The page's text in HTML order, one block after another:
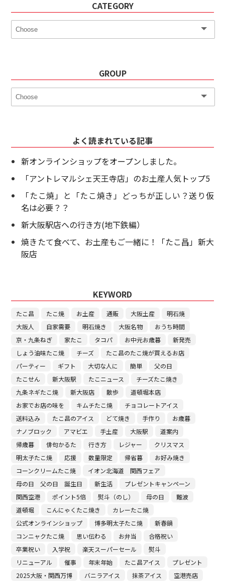
CATEGORY
GROUP
よく読まれている記事
新オンラインショップをオープンしました。
「アントレマルシェ天王寺店」のお土産人気トップ5
「たこ焼」と「たこ焼き」どっちが正しい？送り仮
名は必要？？
新大阪駅店への行き方(地下鉄編）
焼きたて食べて、お土産もご一緒に！「たこ昌」新大
阪店
KEYWORD
たこ昌 たこ焼 お土産 通販 大阪土産
明石焼
大阪人
自家需要 明石焼き 大阪名物
おうち時間
京・九条ねぎ
家たこ タコパ お中元お歳暮
新発売
しょう油味たこ焼
チーズ
たこ昌のたこ焼が買えるお店
パーティー
ギフト 大切な人に 簡単
父の日
たこせん
新大阪駅 たこニュース
チーズたこ焼き
九条ネギたこ焼
新大阪店 散歩
道頓堀本店
お家でお店の味を
キムチたこ焼
チョコレートアイス
送料込み
たこ昌のアイス どて焼き 手作り
お歳暮
ナノブロック
アマビエ 手土産 大阪駅
道案内
帰歳暮
俳句かるた 行き方 レジャー
クリスマス
明太子たこ焼
応援 数量限定 帰省暮
お好み焼き
コーンクリームたこ焼
イオン北海道 関西フェア
母の日 父の日 誕生日
新生活
プレゼントキャンペーン
関西空港
ポイント5倍 熨斗（のし） 母の日
難波
道頓堀
こんにゃくたこ焼き
カレーたこ焼
公式オンラインショップ
博多明太子たこ焼
新春鍋
コンニャクたこ焼
思い伝わる お弁当
合格祝い
卒業祝い
入学祝 楽天スーパーセール
熨斗
リニューアル
催事 年末年始 たこ昌アイス
プレゼント
2025大阪・関西万博
バニラアイス 抹茶アイス
空港売店